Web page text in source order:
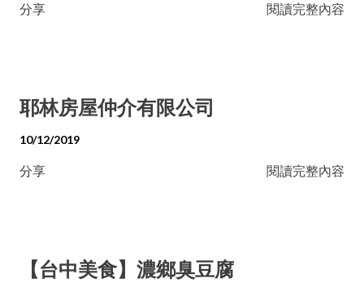
分享 閱讀完整內容
耶林房屋仲介有限公司
10/12/2019
分享 閱讀完整內容
【台中美食】濃鄉臭豆腐